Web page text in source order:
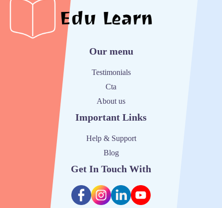
Our menu
Testimonials
Cta
About us
Important Links
Help & Support
Blog
Get In Touch With